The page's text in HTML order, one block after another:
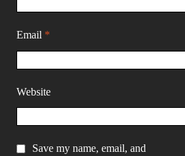
Email *
Website
Save my name, email, and